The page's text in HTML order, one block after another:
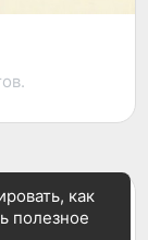
как
полезное